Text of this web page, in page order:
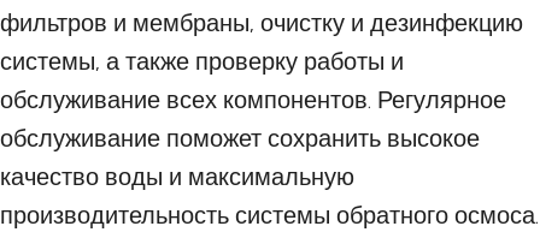
фильтров и мембраны, очистку и дезинфекцию
системы, а также проверку работы и
обслуживание всех компонентов. Регулярное
обслуживание поможет сохранить высокое
качество воды и максимальную
производительность системы обратного осмоса.